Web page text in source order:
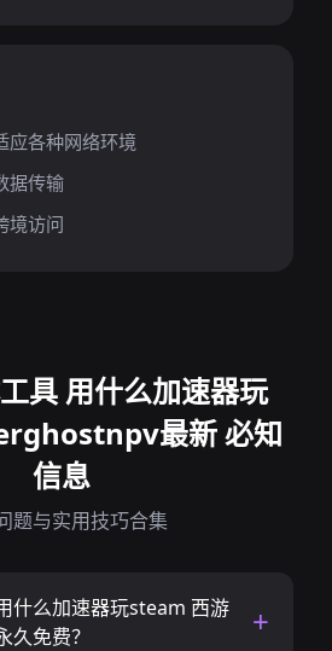
应各种网络环境
据传输
境访问
具 用什么加速器玩
最新 必知
信息
题与实用技巧合集
什么加速器玩steam 西游
久免费？